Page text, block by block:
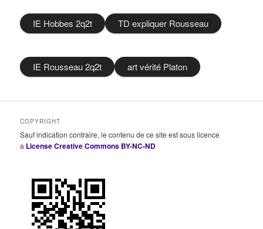
IE Hobbes 2q2t TD expliquer Rousseau
IE Rousseau 2q2t art vérité Platon
COPYRIGHT
Sauf indication contraire, le contenu de ce site est sous licence
a License Creative Commons BY-NC-ND